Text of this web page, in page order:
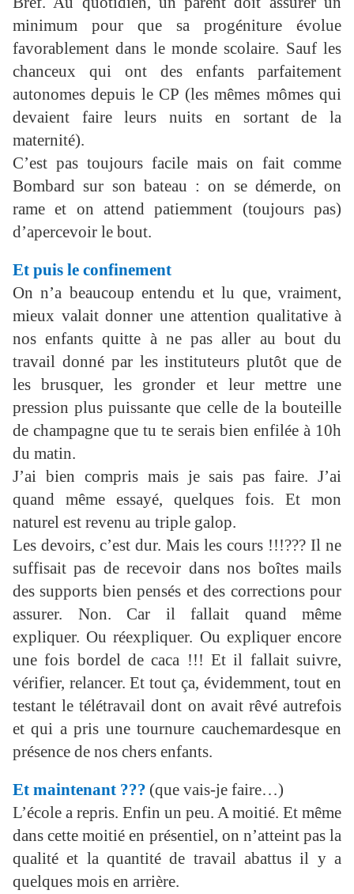
minimum pour que sa progéniture évolue
favorablement dans le monde scolaire. Sauf les
chanceux qui ont des enfants parfaitement
autonomes depuis le CP (les mêmes mômes qui
devaient faire leurs nuits en sortant de la
maternité).
C’est pas toujours facile mais on fait comme
Bombard sur son bateau : on se démerde, on
rame et on attend patiemment (toujours pas)
d’apercevoir le bout.
Et puis le confinement
On n’a beaucoup entendu et lu que, vraiment,
mieux valait donner une attention qualitative à
nos enfants quitte à ne pas aller au bout du
travail donné par les instituteurs plutôt que de
les brusquer, les gronder et leur mettre une
pression plus puissante que celle de la bouteille
de champagne que tu te serais bien enfilée à 10h
du matin.
J’ai bien compris mais je sais pas faire. J’ai
quand même essayé, quelques fois. Et mon
naturel est revenu au triple galop.
Les devoirs, c’est dur. Mais les cours !!!??? Il ne
suffisait pas de recevoir dans nos boîtes mails
des supports bien pensés et des corrections pour
assurer. Non. Car il fallait quand même
expliquer. Ou réexpliquer. Ou expliquer encore
une fois bordel de caca !!! Et il fallait suivre,
vérifier, relancer. Et tout ça, évidemment, tout en
testant le télétravail dont on avait rêvé autrefois
et qui a pris une tournure cauchemardesque en
présence de nos chers enfants.
Et maintenant ??? (que vais-je faire…)
L’école a repris. Enfin un peu. A moitié. Et même
dans cette moitié en présentiel, on n’atteint pas la
qualité et la quantité de travail abattus il y a
quelques mois en arrière.